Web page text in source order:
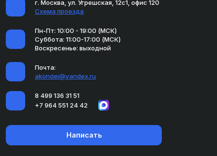
г. Москва, ул. Угрешская, 12с1, офис 120
Схема проезда
Пн-Пт: 10:00 - 19:00 (МСК)
Суббота: 11:00-17:00 (МСК)
Воскресенье: выходной
Почта:
akondei@yandex.ru
8 499 136 31 51
+7 964 551 24 42
Написать